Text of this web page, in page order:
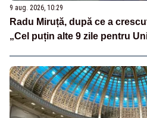
9 aug. 2026, 10:29
Radu Miruță, după ce a
„Cel puțin alte 9 zile pentru